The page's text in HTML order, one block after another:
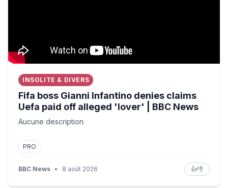
INSOLITE & DIVERS
Fifa boss Gianni Infantino denies claims
Uefa paid off alleged 'lover' | BBC News
Aucune description.
PRO
BBC News • 8 août 2026 👍👎